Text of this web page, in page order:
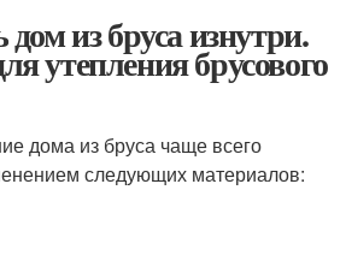
из бруса изнутри.
утепления брусового
дома из бруса чаще всего
следующих материалов: